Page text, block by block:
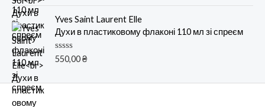
н
а
0
и
з
Yves Saint Laurent Elle
Духи в пластиковому флаконі 110 мл зі спреєм
О
н
550,00₴